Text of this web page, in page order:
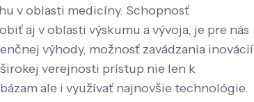
v oblasti medicíny. Schopnosť
aj v oblasti výskumu a vývoja, je pre nás
výhody, možnosť zavádzania inovácií
verejnosti prístup nie len k
ale i využívať najnovšie technológie.